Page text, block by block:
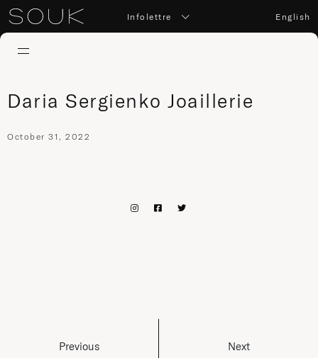
Infolettre English
Daria Sergienko Joaillerie
October 31, 2022
Previous Next